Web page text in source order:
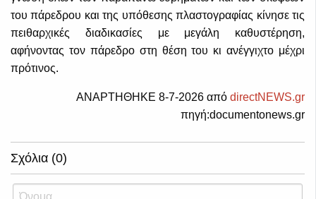
του πάρεδρου και της υπόθεσης πλαστογραφίας κίνησε τις
πειθαρχικές διαδικασίες με μεγάλη καθυστέρηση,
αφήνοντας τον πάρεδρο στη θέση του κι ανέγγιχτο μέχρι
πρότινος.
ΑΝΑΡΤΗΘΗΚΕ 8-7-2026 από directNEWS.gr
πηγή:documentonews.gr
Σχόλια (0)